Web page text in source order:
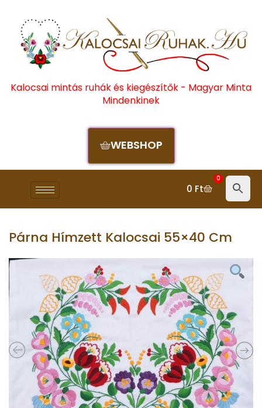
Kalocsai mintás ruhák és kiegészítők - Magyar Minta
Mindenkinek
WEBSHOP
0 Ft
0
Párna Hímzett Kalocsai 55×40 Cm